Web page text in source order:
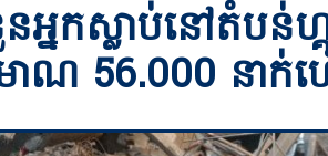
អ្នកស្លាប់នៅតំបន់
ាណ 56.000 នាក់